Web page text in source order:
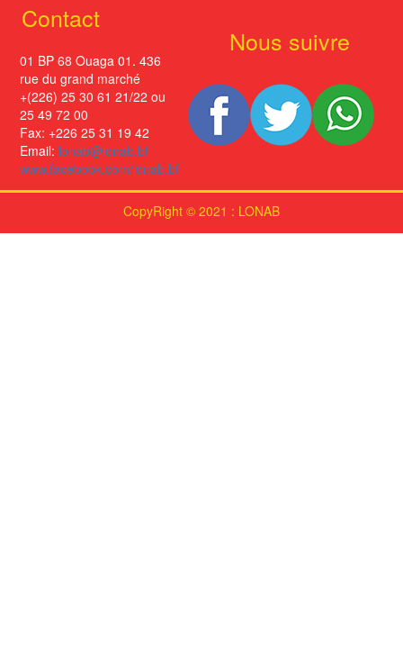
Contact
01 BP 68 Ouaga 01. 436
rue du grand marché
+(226) 25 30 61 21/22 ou
25 49 72 00
Fax: +226 25 31 19 42
Email: lonab@lonab.bf
www.facebook.com/lonab.bf
Nous suivre
CopyRight © 2021 : LONAB